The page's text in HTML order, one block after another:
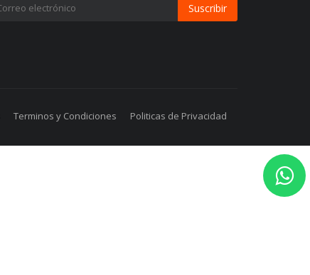
Suscribir
Terminos y Condiciones Politicas de Privacidad